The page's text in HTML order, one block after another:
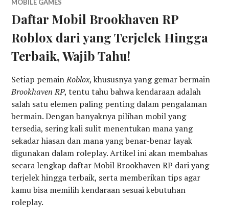
MOBILE GAMES
Daftar Mobil Brookhaven RP
Roblox dari yang Terjelek Hingga
Terbaik, Wajib Tahu!
Setiap pemainRoblox, khususnya yang gemar bermain
Brookhaven RP, tentu tahu bahwa kendaraan adalah
salah satu elemen paling penting dalam pengalaman
bermain. Dengan banyaknya pilihan mobil yang
tersedia, sering kali sulit menentukan mana yang
sekadar hiasan dan mana yang benar-benar layak
digunakan dalam roleplay. Artikel ini akan membahas
secara lengkap daftar Mobil Brookhaven RP dari yang
terjelek hingga terbaik, serta memberikan tips agar
kamu bisa memilih kendaraan sesuai kebutuhan
roleplay.